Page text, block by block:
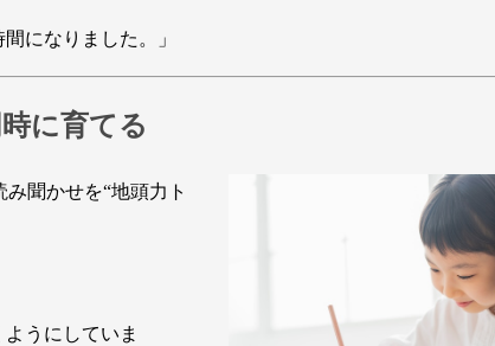
になりました。」
に育てる
聞かせを“地頭力ト
うにしていま